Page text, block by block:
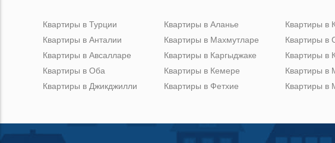
Квартиры в Турции
Квартиры в Анталии
Квартиры в Авсалларе
Квартиры в Оба
Квартиры в Джикджилли
Квартиры в Аланье
Квартиры в Махмутларе
Квартиры в Каргыджаке
Квартиры в Кемере
Квартиры в Фетхие
Квартиры в
Квартиры в
Квартиры в
Квартиры в
Квартиры в